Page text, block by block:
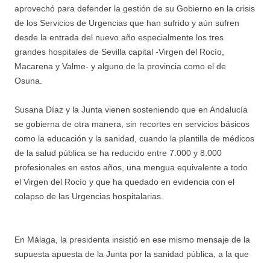
aprovechó para defender la gestión de su Gobierno en la crisis
de los Servicios de Urgencias que han sufrido y aún sufren
desde la entrada del nuevo año especialmente los tres
grandes hospitales de Sevilla capital -Virgen del Rocío,
Macarena y Valme- y alguno de la provincia como el de
Osuna.
Susana Díaz y la Junta vienen sosteniendo que en Andalucía
se gobierna de otra manera, sin recortes en servicios básicos
como la educación y la sanidad, cuando la plantilla de médicos
de la salud pública se ha reducido entre 7.000 y 8.000
profesionales en estos años, una mengua equivalente a todo
el Virgen del Rocío y que ha quedado en evidencia con el
colapso de las Urgencias hospitalarias.
En Málaga, la presidenta insistió en ese mismo mensaje de la
supuesta apuesta de la Junta por la sanidad pública, a la que